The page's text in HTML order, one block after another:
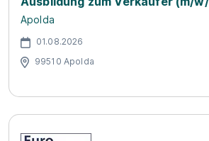
Apolda
01.08.2026
99510 Apolda